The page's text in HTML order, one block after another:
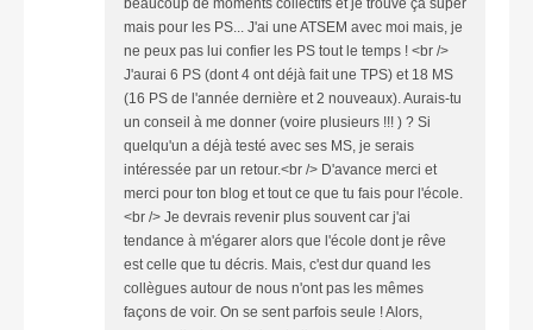
beaucoup de moments collectifs et je trouve ça super
mais pour les PS... J'ai une ATSEM avec moi mais, je
ne peux pas lui confier les PS tout le temps ! <br />
J'aurai 6 PS (dont 4 ont déjà fait une TPS) et 18 MS
(16 PS de l'année dernière et 2 nouveaux). Aurais-tu
un conseil à me donner (voire plusieurs !!! ) ? Si
quelqu'un a déjà testé avec ses MS, je serais
intéressée par un retour.<br /> D'avance merci et
merci pour ton blog et tout ce que tu fais pour l'école.
<br /> Je devrais revenir plus souvent car j'ai
tendance à m'égarer alors que l'école dont je rêve
est celle que tu décris. Mais, c'est dur quand les
collègues autour de nous n'ont pas les mêmes
façons de voir. On se sent parfois seule ! Alors,